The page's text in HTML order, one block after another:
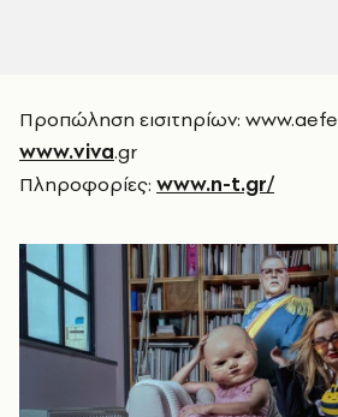
Προπώληση εισιτηρίων:
www.viva.gr
Πληροφορίες: www.n-t.gr/